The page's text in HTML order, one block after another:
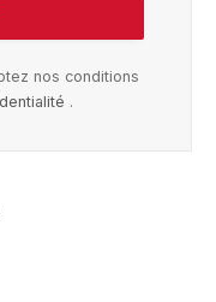
nos conditions
.